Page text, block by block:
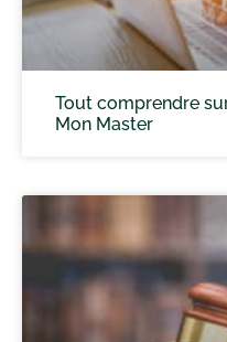
Tout comprendre
Mon Master